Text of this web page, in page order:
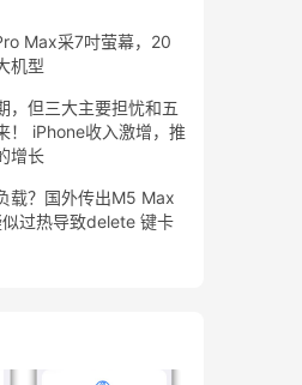
Max采7吋萤幕，20
机型
，但三大主要担忧和五
！ iPhone收入激增，推
增长
载？国外传出M5 Max
过热导致delete 键卡